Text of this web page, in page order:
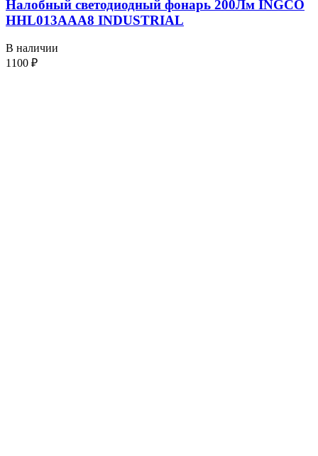
Налобный светодиодный фонарь 200Лм INGCO
HHL013AAA8 INDUSTRIAL
В наличии
1100 ₽